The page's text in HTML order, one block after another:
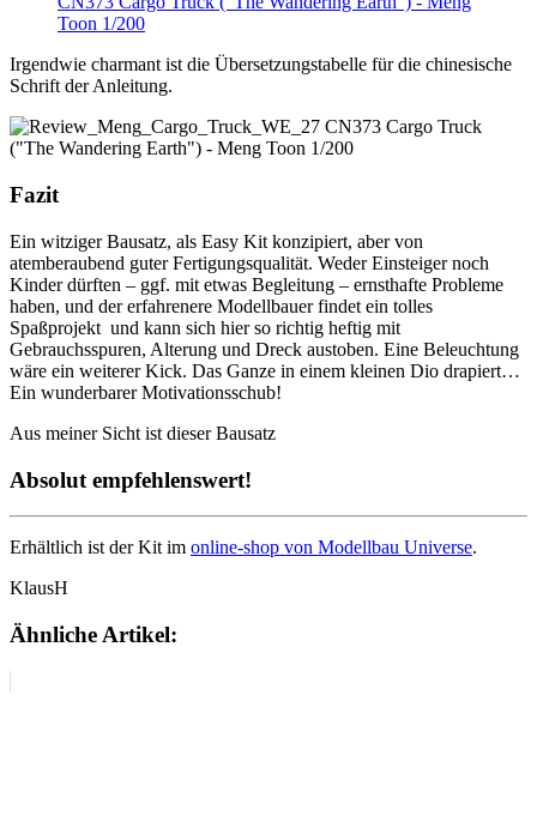
Irgendwie charmant ist die Übersetzungstabelle für die chinesische
Schrift der Anleitung.
Fazit
Ein witziger Bausatz, als Easy Kit konzipiert, aber von
atemberaubend guter Fertigungsqualität. Weder Einsteiger noch
Kinder dürften – ggf. mit etwas Begleitung – ernsthafte Probleme
haben, und der erfahrenere Modellbauer findet ein tolles
Spaßprojekt und kann sich hier so richtig heftig mit
Gebrauchsspuren, Alterung und Dreck austoben. Eine Beleuchtung
wäre ein weiterer Kick. Das Ganze in einem kleinen Dio drapiert…
Ein wunderbarer Motivationsschub!
Aus meiner Sicht ist dieser Bausatz
Absolut empfehlenswert!
Erhältlich ist der Kit im online-shop von Modellbau Universe.
KlausH
Ähnliche Artikel: